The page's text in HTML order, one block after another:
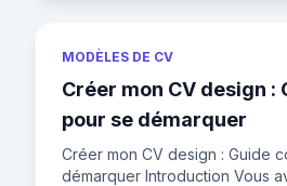
MODÈLES DE CV
Créer mon CV design :
pour se démarquer
Créer mon CV design : Guide
démarquer Introduction Vous